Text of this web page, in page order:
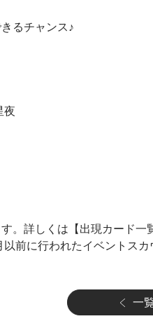
るチャンス♪
夜
。詳しくは【出現カード一
前に行われたイベントス
一